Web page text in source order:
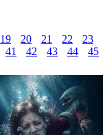
19 20 21 22 23
41 42 43 44 45